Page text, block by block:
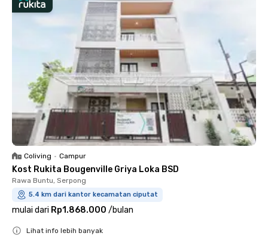
Coliving • Campur
Kost Rukita Bougenville Griya Loka BSD
Rawa Buntu, Serpong
5.4 km dari kantor kecamatan ciputat
mulai dari Rp1.868.000 /bulan
Lihat info lebih banyak